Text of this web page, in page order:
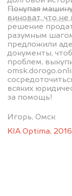
Покупая
виноват, что не
решение
разумным
предложили
документы,
проблем,
всяких
за помощь!
Игорь, Омск
KIA Optima, 2016
*принадлежит компании
организацией и
Мы